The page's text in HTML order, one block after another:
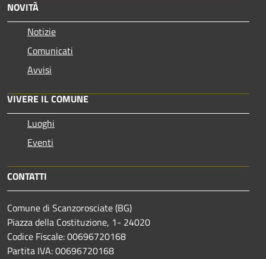
NOVITÀ
Notizie
Comunicati
Avvisi
VIVERE IL COMUNE
Luoghi
Eventi
CONTATTI
Comune di Scanzorosciate (BG)
Piazza della Costituzione, 1- 24020
Codice Fiscale: 00696720168
Partita IVA: 00696720168